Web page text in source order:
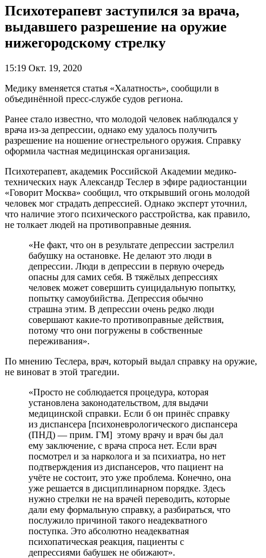
Психотерапевт заступился за врача,
выдавшего разрешение на оружие
нижегородскому стрелку
15:19 Окт. 19, 2020
Медику вменяется статья «Халатность», сообщили в
объединённой пресс-службе судов региона.
Ранее стало известно, что молодой человек наблюдался у
врача из-за депрессии, однако ему удалось получить
разрешение на ношение огнестрельного оружия. Справку
оформила частная медицинская организация.
Психотерапевт, академик Российской Академии медико-
технических наук Александр Теслер в эфире радиостанции
«Говорит Москва» сообщил, что открывший огонь молодой
человек мог страдать депрессией. Однако эксперт уточнил,
что наличие этого психического расстройства, как правило,
не толкает людей на противоправные деяния.
«Не факт, что он в результате депрессии застрелил
бабушку на остановке. Не делают это люди в
депрессии. Люди в депрессии в первую очередь
опасны для самих себя. В тяжёлых депрессиях
человек может совершить суицидальную попытку,
попытку самоубийства. Депрессия обычно
страшна этим. В депрессии очень редко люди
совершают какие-то противоправные действия,
потому что они погружены в собственные
переживания».
По мнению Теслера, врач, который выдал справку на оружие,
не виноват в этой трагедии.
«Просто не соблюдается процедура, которая
установлена законодательством, для выдачи
медицинской справки. Если б он принёс справку
из диспансера [психоневрологического диспансера
(ПНД) — прим. ГМ] этому врачу и врач бы дал
ему заключение, с врача спроса нет. Если врач
посмотрел и за нарколога и за психиатра, но нет
подтверждения из диспансеров, что пациент на
учёте не состоит, это уже проблема. Конечно, она
уже решается в дисциплинарном порядке. Здесь
нужно стрелки не на врачей переводить, которые
дали ему формальную справку, а разбираться, что
послужило причиной такого неадекватного
поступка. Это абсолютно неадекватная
психопатическая реакция, пациенты с
депрессиями бабушек не обижают».